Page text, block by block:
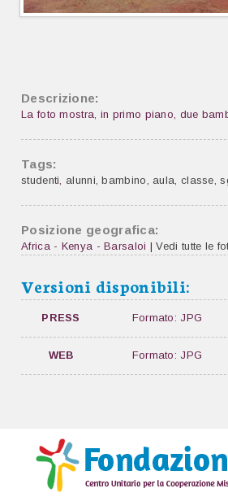
Descrizione:
La foto mostra, in primo piano, due
Tags:
studenti, alunni,bambino, aula, classe,
Posizione geografica:
Africa - Kenya - Barsaloi |Vedi tutte le
Versioni disponibili:
PRESS Formato: JPG
WEB Formato: JPG